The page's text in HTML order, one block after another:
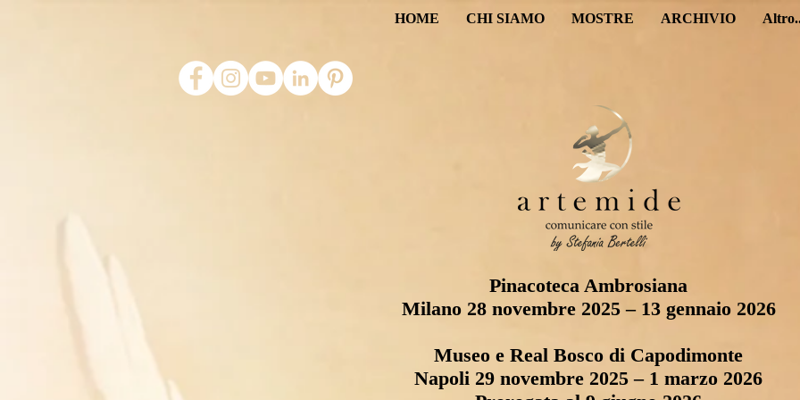
Pinacoteca Ambrosiana
Milano 28 novembre 2025 – 13 gennaio 2026
Museo e Real Bosco di Capodimonte
Napoli 29 novembre 2025 – 1 marzo 2026
HOME CHI SIAMO MOSTRE ARCHIVIO